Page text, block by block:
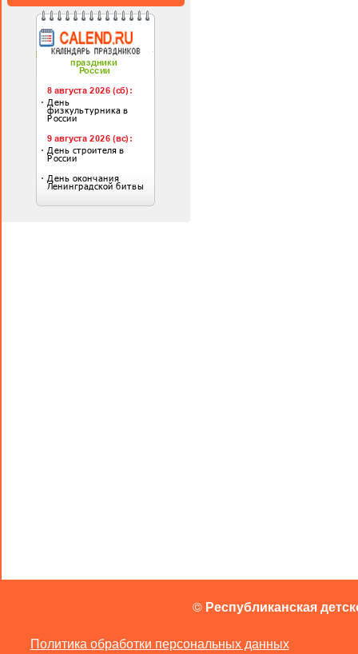
© Республиканская
Политика обработки персональных данных